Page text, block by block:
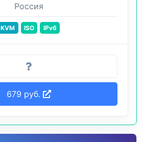
Россия
KVM ISO IPv6
679 руб.